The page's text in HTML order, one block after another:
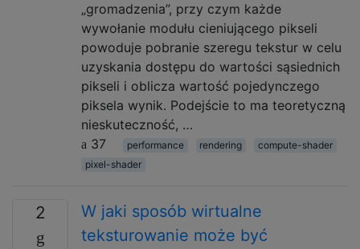
„gromadzenia”, przy czym każde
wywołanie modułu cieniującego pikseli
powoduje pobranie szeregu tekstur w celu
uzyskania dostępu do wartości sąsiednich
pikseli i oblicza wartość pojedynczego
piksela wynik. Podejście to ma teoretyczną
nieskuteczność, …
37
performance rendering
compute-shader
pixel-shader
2
W jaki sposób wirtualne
teksturowanie może być